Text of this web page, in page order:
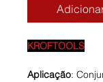
KROFTOOLS
Aplicação: